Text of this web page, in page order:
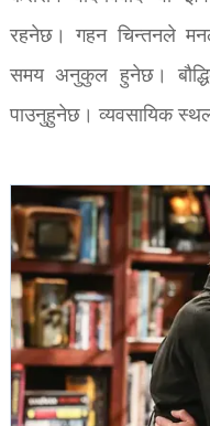
रहनेछ। गहन चिन्तनले
समय अनुकुल हुनेछ।
पाउनुहुनेछ। व्यवसायिक